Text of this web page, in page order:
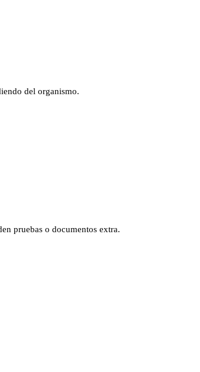
del organismo.
pruebas o documentos extra.